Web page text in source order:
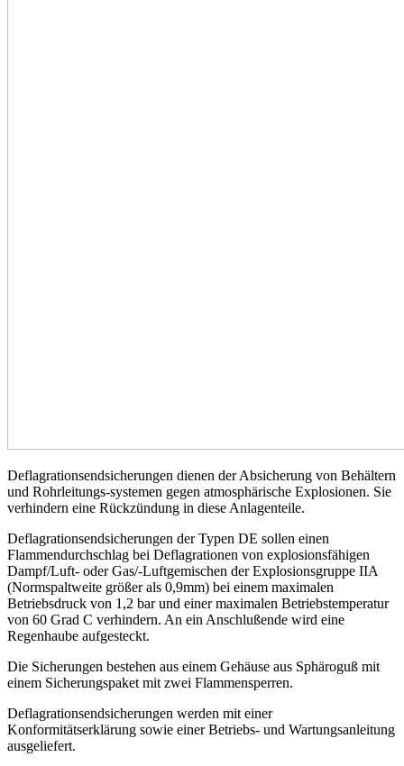
Deflagrationsendsicherungen dienen der Absicherung von Behältern
und Rohrleitungs-systemen gegen atmosphärische Explosionen. Sie
verhindern eine Rückzündung in diese Anlagenteile.
Deflagrationsendsicherungen der Typen DE sollen einen
Flammendurchschlag bei Deflagrationen von explosionsfähigen
Dampf/Luft- oder Gas/-Luftgemischen der Explosionsgruppe IIA
(Normspaltweite größer als 0,9mm) bei einem maximalen
Betriebsdruck von 1,2 bar und einer maximalen Betriebstemperatur
von 60 Grad C verhindern. An ein Anschlußende wird eine
Regenhaube aufgesteckt.
Die Sicherungen bestehen aus einem Gehäuse aus Sphäroguß mit
einem Sicherungspaket mit zwei Flammensperren.
Deflagrationsendsicherungen werden mit einer
Konformitätserklärung sowie einer Betriebs- und Wartungsanleitung
ausgeliefert.